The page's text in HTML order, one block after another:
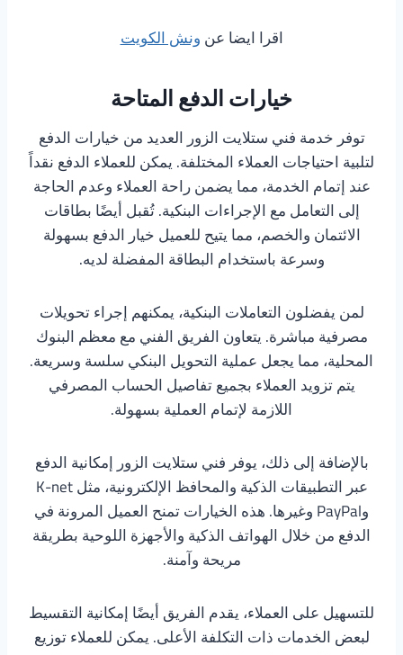
اقرا ايضا عنونش الكويت
خيارات الدفع المتاحة
توفر خدمة فني ستلايت الزور العديد من خيارات الدفع
لتلبية احتياجات العملاء المختلفة. يمكن للعملاء الدفع نقداً
عند إتمام الخدمة، مما يضمن راحة العملاء وعدم الحاجة
إلى التعامل مع الإجراءات البنكية. تُقبل أيضًا بطاقات
الائتمان والخصم، مما يتيح للعميل خيار الدفع بسهولة
وسرعة باستخدام البطاقة المفضلة لديه.
لمن يفضلون التعاملات البنكية، يمكنهم إجراء تحويلات
مصرفية مباشرة. يتعاون الفريق الفني مع معظم البنوك
المحلية، مما يجعل عملية التحويل البنكي سلسة وسريعة.
يتم تزويد العملاء بجميع تفاصيل الحساب المصرفي
اللازمة لإتمام العملية بسهولة.
بالإضافة إلى ذلك، يوفر فني ستلايت الزور إمكانية الدفع
عبر التطبيقات الذكية والمحافظ الإلكترونية، مثل K-net
وPayPal وغيرها. هذه الخيارات تمنح العميل المرونة في
الدفع من خلال الهواتف الذكية والأجهزة اللوحية بطريقة
مريحة وآمنة.
للتسهيل على العملاء، يقدم الفريق أيضًا إمكانية التقسيط
لبعض الخدمات ذات التكلفة الأعلى. يمكن للعملاء توزيع